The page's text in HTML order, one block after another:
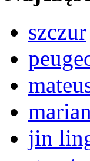
szczur
jin